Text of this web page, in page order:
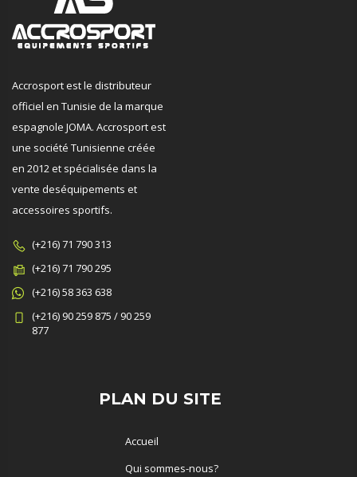
Accrosport est le distributeur
officiel en Tunisie de la marque
espagnole JOMA. Accrosport est
une société Tunisienne créée
en 2012 et spécialisée dans la
vente deséquipements et
accessoires sportifs.
(+216) 71 790 313
(+216) 71 790 295
(+216) 58 363 638
(+216) 90 259 875 / 90 259
877
PLAN DU SITE
Accueil
Qui sommes-nous?